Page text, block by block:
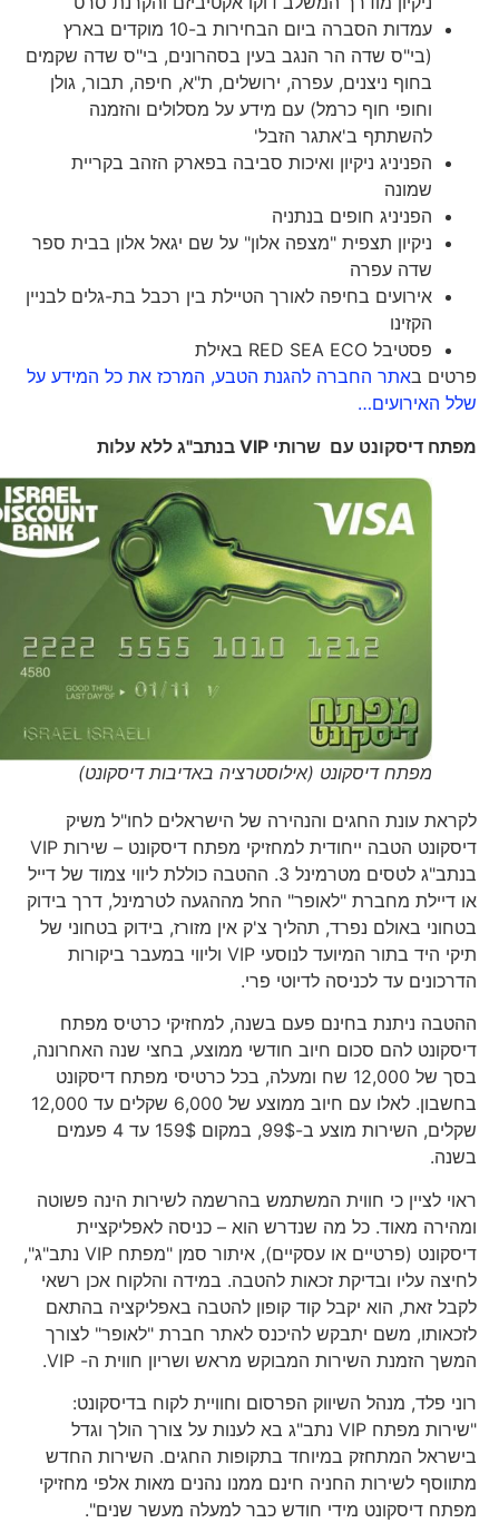
עמדות הסברה ביום הבחירות ב-10 מוקדים בארץ
(בי"ס שדה הר הנגב בעין בסהרונים, בי"ס שדה שקמים
בחוף ניצנים, עפרה, ירושלים, ת"א, חיפה, תבור, גולן
וחופי חוף כרמל) עם מידע על מסלולים והזמנה
להשתתף ב'אתגר הזבל'
הפניניג ניקיון ואיכות סביבה בפארק הזהב בקריית
שמונה
הפניניג חופים בנתניה
ניקיון תצפית "מצפה אלון" על שם יגאל אלון בבית ספר
שדה עפרה
אירועים בחיפה לאורך הטיילת בין רכבל בת-גלים לבניין
הקזינו
פסטיבל RED SEA ECO באילת
פרטים באתר החברה להגנת הטבע, המרכז את כל המידע על
שלל האירועים…
מפתח דיסקונט עם שרותיVIPבנתב"ג ללא עלות
מפתח דיסקונט (אילוסטרציה באדיבות דיסקונט)
לקראת עונת החגים והנהירה של הישראלים לחו"ל משיק
דיסקונט הטבה ייחודית למחזיקי מפתח דיסקונט – שירות VIP
בנתב"ג לטסים מטרמינל 3. ההטבה כוללת ליווי צמוד של דייל
או דיילת מחברת "לאופר" החל מההגעה לטרמינל, דרך בידוק
בטחוני באולם נפרד, תהליך צ'ק אין מזורז, בידוק בטחוני של
תיקי היד בתור המיועד לנוסעי VIP וליווי במעבר ביקורות
הדרכונים עד לכניסה לדיוטי פרי.
ההטבה ניתנת בחינם פעם בשנה, למחזיקי כרטיס מפתח
דיסקונט להם סכום חיוב חודשי ממוצע, בחצי שנה האחרונה,
בסך של 12,000 שח ומעלה, בכל כרטיסי מפתח דיסקונט
בחשבון. לאלו עם חיוב ממוצע של 6,000 שקלים עד 12,000
שקלים, השירות מוצע ב-99$, במקום 159$ עד 4 פעמים
בשנה.
ראוי לציין כי חווית המשתמש בהרשמה לשירות הינה פשוטה
ומהירה מאוד. כל מה שנדרש הוא – כניסה לאפליקציית
דיסקונט (פרטיים או עסקיים), איתור סמן "מפתח VIP נתב"ג",
לחיצה עליו ובדיקת זכאות להטבה. במידה והלקוח אכן רשאי
לקבל זאת, הוא יקבל קוד קופון להטבה באפליקציה בהתאם
לזכאותו, משם יתבקש להיכנס לאתר חברת "לאופר" לצורך
המשך הזמנת השירות המבוקש מראש ושריון חווית ה- VIP.
רוני פלד, מנהל השיווק הפרסום וחוויית לקוח בדיסקונט:
"שירות מפתח VIP נתב"ג בא לענות על צורך הולך וגדל
בישראל המתחזק במיוחד בתקופות החגים. השירות החדש
מתווסף לשירות החניה חינם ממנו נהנים מאות אלפי מחזיקי
מפתח דיסקונט מידי חודש כבר למעלה מעשר שנים".